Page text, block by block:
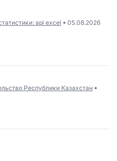
api excel 05.08.2026
Республики Казахстан